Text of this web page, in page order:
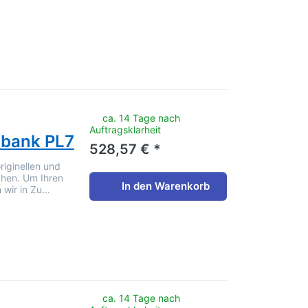
keine Bewertungen vor.
PL7
und
Um Ihren
wir in Zu…
ca. 14 Tage nach
Auftragsklarheit
528,57 € *
In den Warenkorb
keine Bewertungen vor.ca. 14 Tage nach